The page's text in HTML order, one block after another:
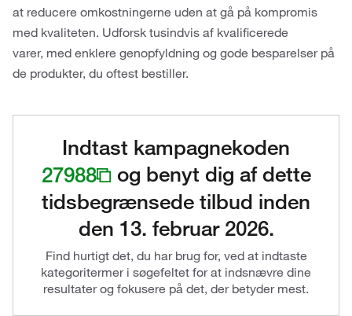
at reducere omkostningerne uden at gå på kompromis
med kvaliteten. Udforsk tusindvis af kvalificerede
varer, med enklere genopfyldning og gode besparelser på
de produkter, du oftest bestiller.
Indtast kampagnekoden
27988
og benyt dig af dette
tidsbegrænsede tilbud inden
den 13. februar 2026.
Find hurtigt det, du har brug for, ved at indtaste
kategoritermer i søgefeltet for at indsnævre dine
resultater og fokusere på det, der betyder mest.